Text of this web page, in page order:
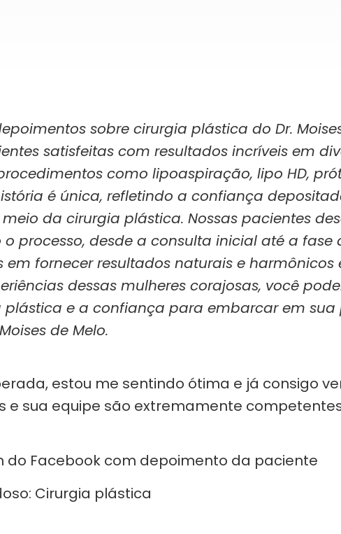
sobre cirurgia plástica do Dr.
satisfeitas com resultados incríveis em
como lipoaspiração, lipo HD,
é única, refletindo a confiança
da cirurgia plástica. Nossas pacientes
processo, desde a consulta inicial até a
em fornecer resultados naturais e
dessas mulheres corajosas, você
plástica e a confiança para embarcar em
de Melo.
estou me sentindo ótima e já consigo
e sua equipe são extremamente
Cirurgia plástica